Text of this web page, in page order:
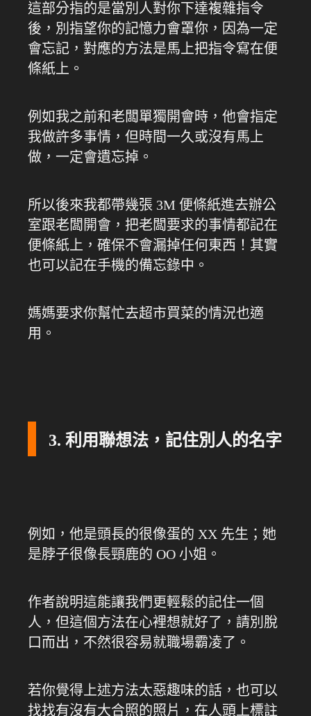
這部分指的是當別人對你下達複雜指令
後，別指望你的記憶力會罩你，因為一定
會忘記，對應的方法是馬上把指令寫在便
條紙上。
例如我之前和老闆單獨開會時，他會指定
我做許多事情，但時間一久或沒有馬上
做，一定會遺忘掉。
所以後來我都帶幾張 3M 便條紙進去辦公
室跟老闆開會，把老闆要求的事情都記在
便條紙上，確保不會漏掉任何東西！其實
也可以記在手機的備忘錄中。
媽媽要求你幫忙去超市買菜的情況也適
用。
3. 利用聯想法，記住別人的名字
例如，他是頭長的很像蛋的 XX 先生；她
是脖子很像長頸鹿的 OO 小姐。
作者說明這能讓我們更輕鬆的記住一個
人，但這個方法在心裡想就好了，請別脫
口而出，不然很容易就職場霸凌了。
若你覺得上述方法太惡趣味的話，也可以
找找有沒有大合照的照片，在人頭上標註